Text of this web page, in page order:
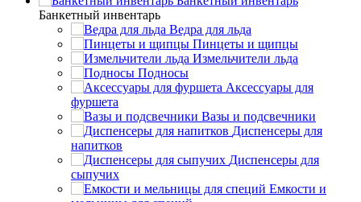
Банкетный инвентарь
Ведра для льда
Пинцеты и щипцы
Измельчители льда
Подносы
Аксессуары для
фуршета
Вазы и подсвечники
Диспенсеры для
напитков
Диспенсеры для
сыпучих
Емкости и